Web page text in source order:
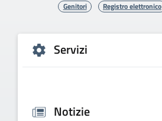
Genitori Registro elettronico
Servizi
Notizie